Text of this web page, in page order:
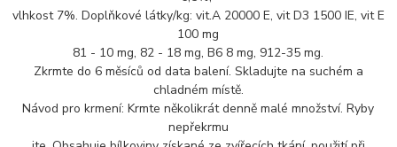
vlhkost 7%. Doplňkové látky/kg: vit.A 20000 E, vit D3 1500 IE, vit E
100 mg
81 - 10 mg, 82 - 18 mg, B6 8 mg, 912-35 mg.
Zkrmte do 6 měsíců od data balení. Skladujte na suchém a
chladném místě.
Návod pro krmení: Krmte několikrát denně malé množství. Ryby
nepřekrmu